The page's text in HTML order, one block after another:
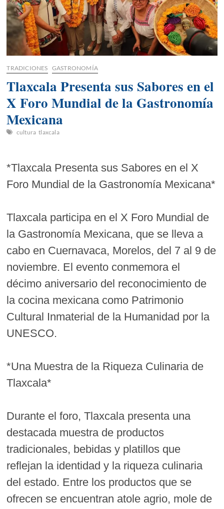
TRADICIONES GASTRONOMÍA
Tlaxcala Presenta sus Sabores en el
X Foro Mundial de la Gastronomía
Mexicana
cultura tlaxcala
*Tlaxcala Presenta sus Sabores en el X
Foro Mundial de la Gastronomía Mexicana*
Tlaxcala participa en el X Foro Mundial de
la Gastronomía Mexicana, que se lleva a
cabo en Cuernavaca, Morelos, del 7 al 9 de
noviembre. El evento conmemora el
décimo aniversario del reconocimiento de
la cocina mexicana como Patrimonio
Cultural Inmaterial de la Humanidad por la
UNESCO.
*Una Muestra de la Riqueza Culinaria de
Tlaxcala*
Durante el foro, Tlaxcala presenta una
destacada muestra de productos
tradicionales, bebidas y platillos que
reflejan la identidad y la riqueza culinaria
del estado. Entre los productos que se
ofrecen se encuentran atole agrio, mole de